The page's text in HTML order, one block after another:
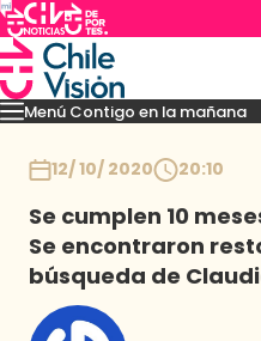
Menú Contigo en la mañana
MomentosReportajes
12/ 10/ 2020 20:10
Se cumplen 10
Se encontraron
búsqueda de
Imperdibles